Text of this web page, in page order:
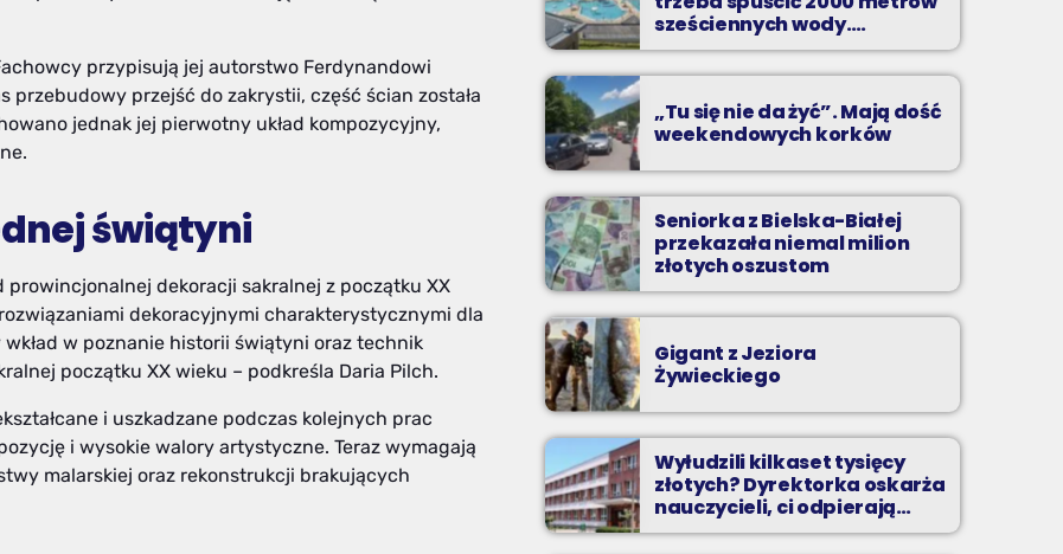
przypisują jej autorstwo Ferdynandowi
przebudowy przejść do zakrystii, część ścian została
jednak jej pierwotny układ kompozycyjny,
świątyni
prowincjonalnej dekoracji sakralnej z początku XX
dekoracyjnymi charakterystycznymi dla
w poznanie historii świątyni oraz technik
początku XX wieku – podkreśla Daria Pilch.
i uszkadzane podczas kolejnych prac
i wysokie walory artystyczne. Teraz wymagają
malarskiej oraz rekonstrukcji brakujących
występuje roli głównej.
sześciennych wody.
„Ogromne koszty i ogromna
praca”
„Tu się nie da żyć”. Mają dość
weekendowych korków
Seniorka z Bielska-Białej
przekazała niemal milion
złotych oszustom
Gigant z Jeziora
Żywieckiego
Wyłudzili kilkaset tysięcy
złotych? Dyrektorka oskarża
nauczycieli, ci odpierają
zarzuty